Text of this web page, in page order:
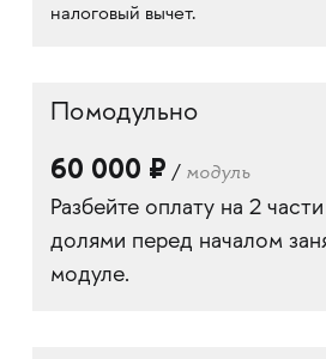
налоговый вычет.
Помодульно
60 000 ₽ / модуль
Разбейте оплату на 2
долями перед началом
модуле.